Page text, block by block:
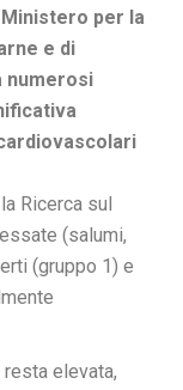
per la
e di
numerosi
Ricerca sul
(salumi,
(gruppo 1) e
elevata,